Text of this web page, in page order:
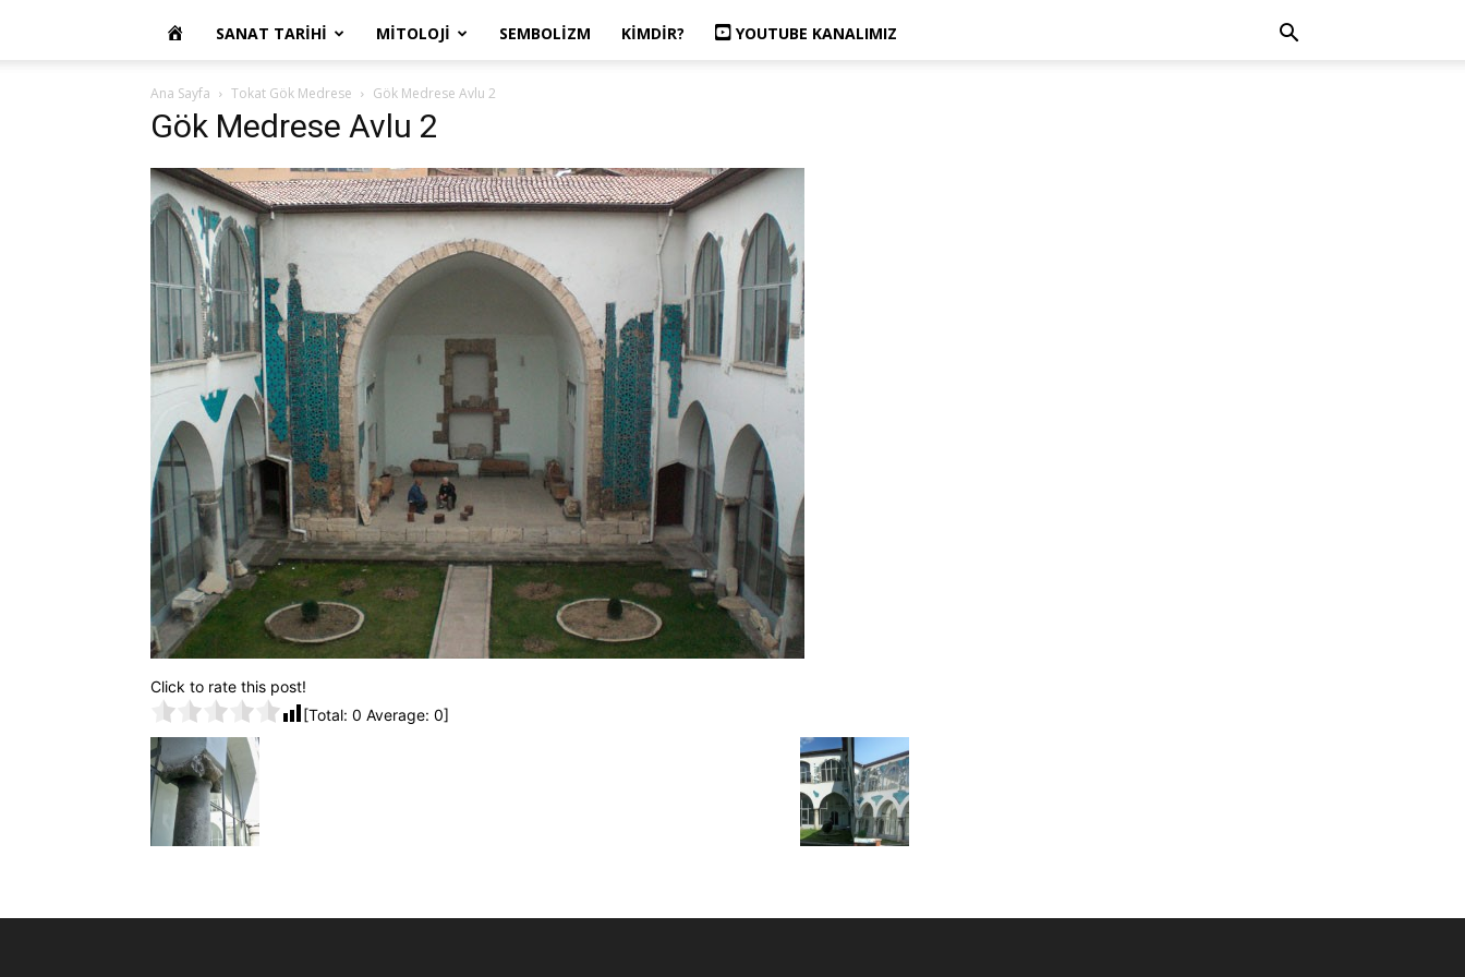
OKUR
YAZARIM
SANAT TARIHI MITOLOJI SEMBOLIZM KIMDIR? YOUTUBE KANALIMIZ
Ana Sayfa Tokat Gök Medrese Gök Medrese Avlu 2
Gök Medrese Avlu 2
Click to rate this post!
[Total: 0 Average: 0]